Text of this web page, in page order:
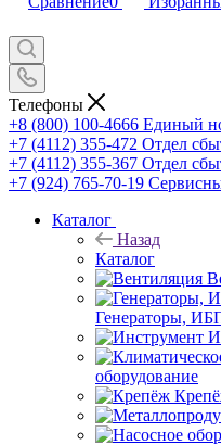
Телефоны
+8 (800) 100-4666 Единый
+7 (4112) 355-472 Отдел
+7 (4112) 355-367 Отдел
+7 (924) 765-70-19
Каталог
Назад
Каталог
Генераторы,
оборудование